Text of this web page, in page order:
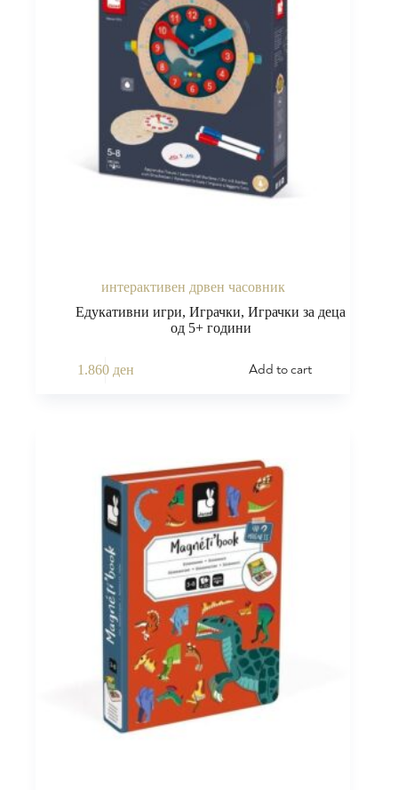
интерактивен дрвен часовник
Едукативни игри,Играчки,Играчки за деца
од 5+ години
1.860 ден Add to cart